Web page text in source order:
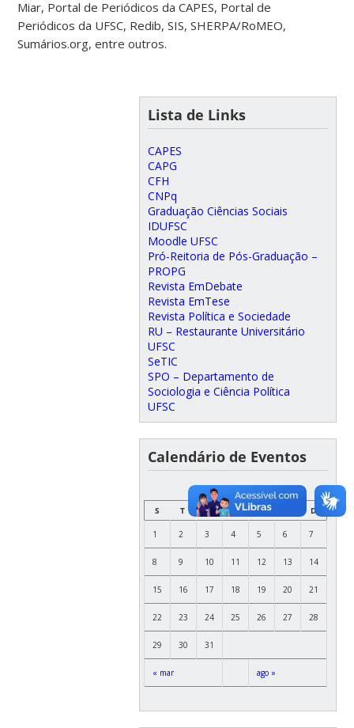
Miar, Portal de Periódicos da CAPES, Portal de
Periódicos da ‎UFSC, Redib, SIS, SHERPA/RoMEO,
Sumários.org, entre outros.
Lista de Links
CAPES
CAPG
CFH
CNPq
Graduação Ciências Sociais
IDUFSC
Moodle UFSC
Pró-Reitoria de Pós-Graduação –
PROPG
Revista EmDebate
Revista EmTese
Revista Política e Sociedade
RU – Restaurante Universitário
UFSC
SeTIC
SPO – Departamento de
Sociologia e Ciência Política
UFSC
Calendário de Eventos
MAIO
S
T Q Q S D
« mar ago »
1 2 3 4 5 6 7
8 9 10 11 12 13 14
15 16 17 18 19 20 21
22 23 24 25 26 27 28
29 30 31